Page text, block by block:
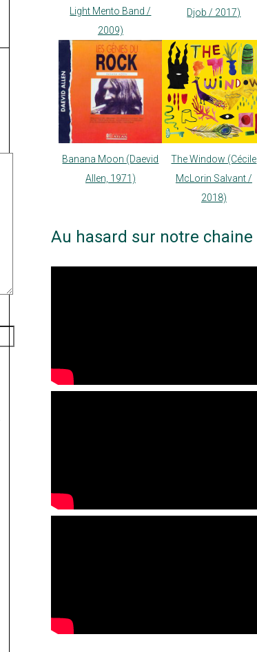
Light Mento Band /
2009)
Djob / 2017)
Banana Moon (Daevid
Allen, 1971)
The Window (Cécile
McLorin Salvant /
2018)
Au hasard sur notre chaine